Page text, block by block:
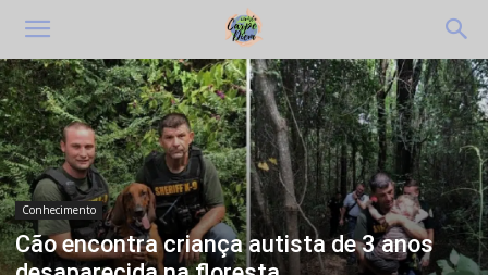
Conhecimento
Cão encontra criança autista de 3 anos